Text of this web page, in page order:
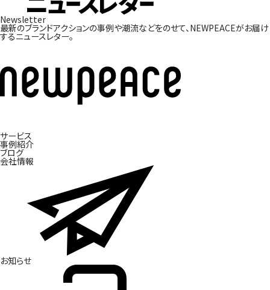
Newsletter
最新のブランドアクションの事例や潮流などをのせて、 NEWPEACEがお届け
するニュースレター。
サービス
ブランド開
事例紹介
ブログ
会社情報
お知らせ